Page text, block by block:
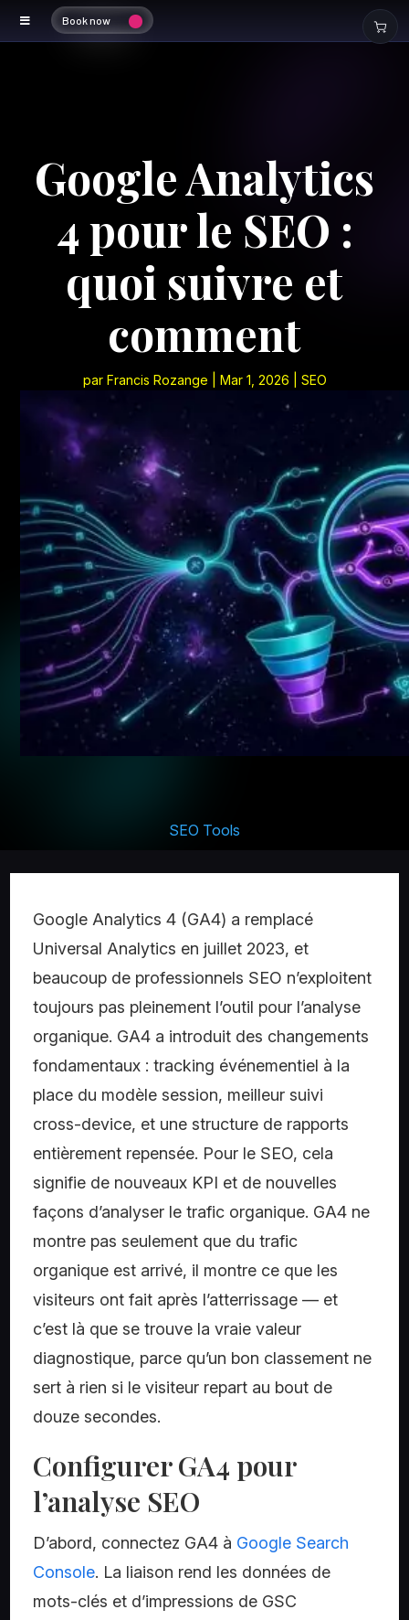
Book now
Google Analytics
4 pour le SEO :
quoi suivre et
comment
par Francis Rozange Mar 1, 2026 SEO
SEO Tools
Google Analytics 4 (GA4) a remplacé
Universal Analytics en juillet 2023, et
beaucoup de professionnels SEO n’exploitent
toujours pas pleinement l’outil pour l’analyse
organique. GA4 a introduit des changements
fondamentaux : tracking événementiel à la
place du modèle session, meilleur suivi
cross-device, et une structure de rapports
entièrement repensée. Pour le SEO, cela
signifie de nouveaux KPI et de nouvelles
façons d’analyser le trafic organique. GA4 ne
montre pas seulement que du trafic
organique est arrivé, il montre ce que les
visiteurs ont fait après l’atterrissage — et
c’est là que se trouve la vraie valeur
diagnostique, parce qu’un bon classement ne
sert à rien si le visiteur repart au bout de
douze secondes.
Configurer GA4 pour
l’analyse SEO
D’abord, connectez GA4 à Google Search
Console. La liaison rend les données de
mots-clés et d’impressions de GSC